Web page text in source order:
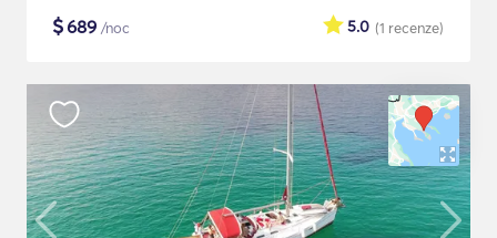
$689 /noc (1 recenze)
5.0